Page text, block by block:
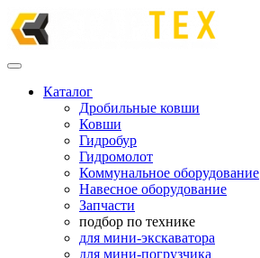
Каталог
Дробильные ковши
Ковши
Гидробур
Гидромолот
Коммунальное оборудование
Навесное оборудование
Запчасти
подбор по технике
для мини-экскаватора
для мини-погрузчика